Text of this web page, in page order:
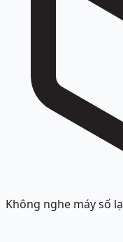
Không nghe máy số lạ